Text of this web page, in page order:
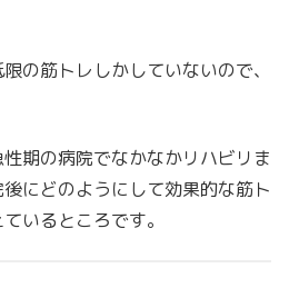
の筋トレしかしていないので、
期の病院でなかなかリハビリま
にどのようにして効果的な筋ト
いるところです。